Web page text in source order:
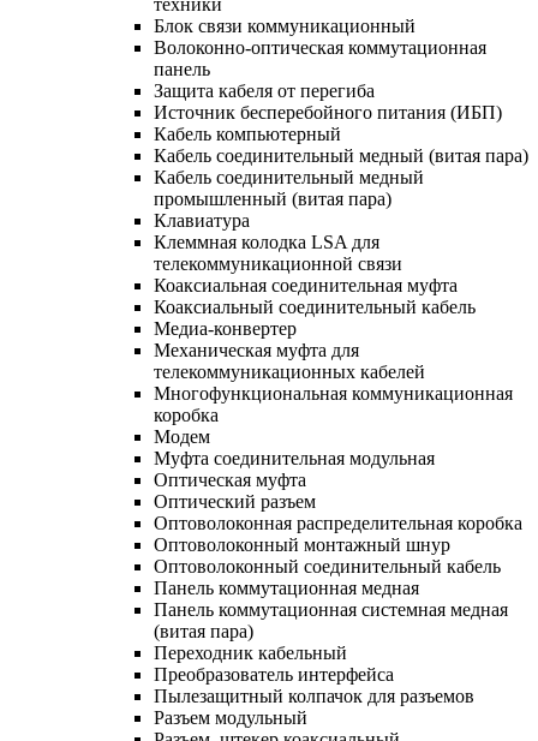
Блок связи коммуникационный
Волоконно-оптическая коммутационная
панель
Защита кабеля от перегиба
Источник бесперебойного питания (ИБП)
Кабель компьютерный
Кабель соединительный медный (витая пара)
Кабель соединительный медный
промышленный (витая пара)
Клавиатура
Клеммная колодка LSA для
телекоммуникационной связи
Коаксиальная соединительная муфта
Коаксиальный соединительный кабель
Медиа-конвертер
Механическая муфта для
телекоммуникационных кабелей
Многофункциональная коммуникационная
коробка
Модем
Муфта соединительная модульная
Оптическая муфта
Оптический разъем
Оптоволоконная распределительная коробка
Оптоволоконный монтажный шнур
Оптоволоконный соединительный кабель
Панель коммутационная медная
Панель коммутационная системная медная
(витая пара)
Переходник кабельный
Преобразователь интерфейса
Пылезащитный колпачок для разъемов
Разъем модульный